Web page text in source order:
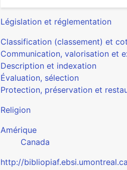
Législation et réglementation
Classification (classement) et
Communication, valorisation et
Description et indexation
Évaluation, sélection
Protection, préservation et
Religion
Amérique
Canada
http://